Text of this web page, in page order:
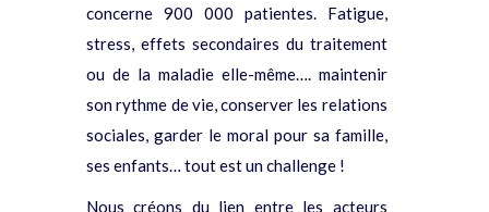
concerne 900 000 patientes. Fatigue,
stress, effets secondaires du traitement
ou de la maladie elle-même…. maintenir
son rythme de vie, conserver les relations
sociales, garder le moral pour sa famille,
ses enfants… tout est un challenge !
Nous créons du lien entre les acteurs